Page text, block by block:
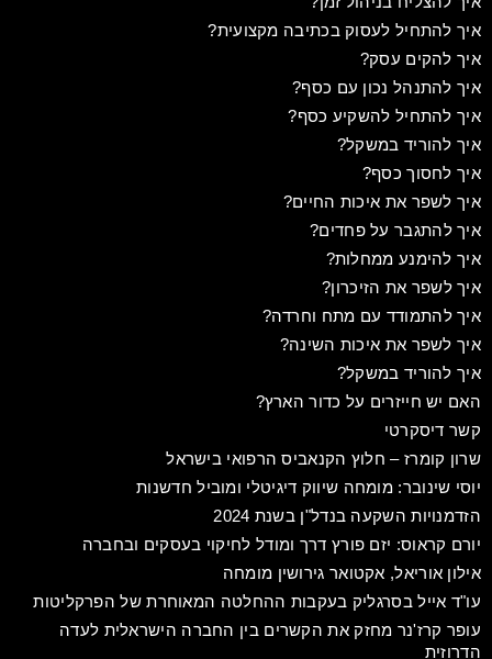
איך להתחיל לעסוק בכתיבה מקצועית?
איך להקים עסק?
איך להתנהל נכון עם כסף?
איך להתחיל להשקיע כסף?
איך להוריד במשקל?
איך לחסוך כסף?
איך לשפר את איכות החיים?
איך להתגבר על פחדים?
איך להימנע ממחלות?
איך לשפר את הזיכרון?
איך להתמודד עם מתח וחרדה?
איך לשפר את איכות השינה?
איך להוריד במשקל?
האם יש חייזרים על כדור הארץ?
קשר דיסקרטי
שרון קומרז – חלוץ הקנאביס הרפואי בישראל
יוסי שינובר: מומחה שיווק דיגיטלי ומוביל חדשנות
הזדמנויות השקעה בנדל"ן בשנת 2024
יורם קראוס: יזם פורץ דרך ומודל לחיקוי בעסקים ובחברה
אילון אוריאל, אקטואר גירושין מומחה
עו"ד אייל בסרגליק בעקבות ההחלטה המאוחרת של הפרקליטות
עופר קרז'נר מחזק את הקשרים בין החברה הישראלית לעדה
הדרוזית